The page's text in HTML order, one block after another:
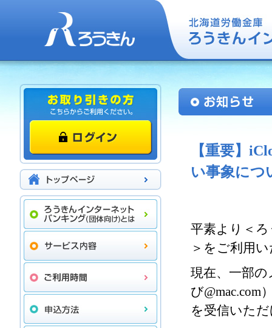
【重要】
い事象につ
平素より＜
＞をご利用
現在、一部の
び
を受信いた